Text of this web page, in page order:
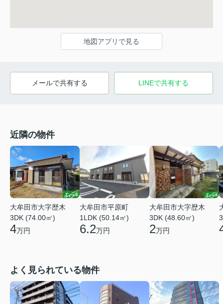
地図アプリで見る
メールで共有する LINEで共有する
近隣の物件
大牟田市大字歴木
3DK (74.00㎡)
4万円
大牟田市平原町
1LDK (50.14㎡)
6.2万円
大牟田市大字歴木
3DK (48.60㎡)
2万円
よく見られている物件